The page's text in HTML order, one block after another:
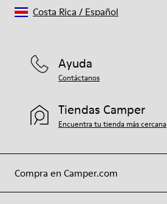
Compra en Camper.com
Ayuda
Contáctanos
Tiendas Camper
Encuentra tu tienda más cercana
Costa Rica / Español